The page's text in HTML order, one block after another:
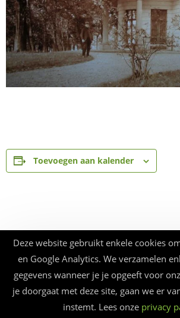
Toevoegen aan kalender
Deze website gebruikt enkele cookies
en Google Analytics. We verzamelen
gegevens wanneer je je opgeeft voor
je doorgaat met deze site, gaan we er
instemt. Lees onze privacy